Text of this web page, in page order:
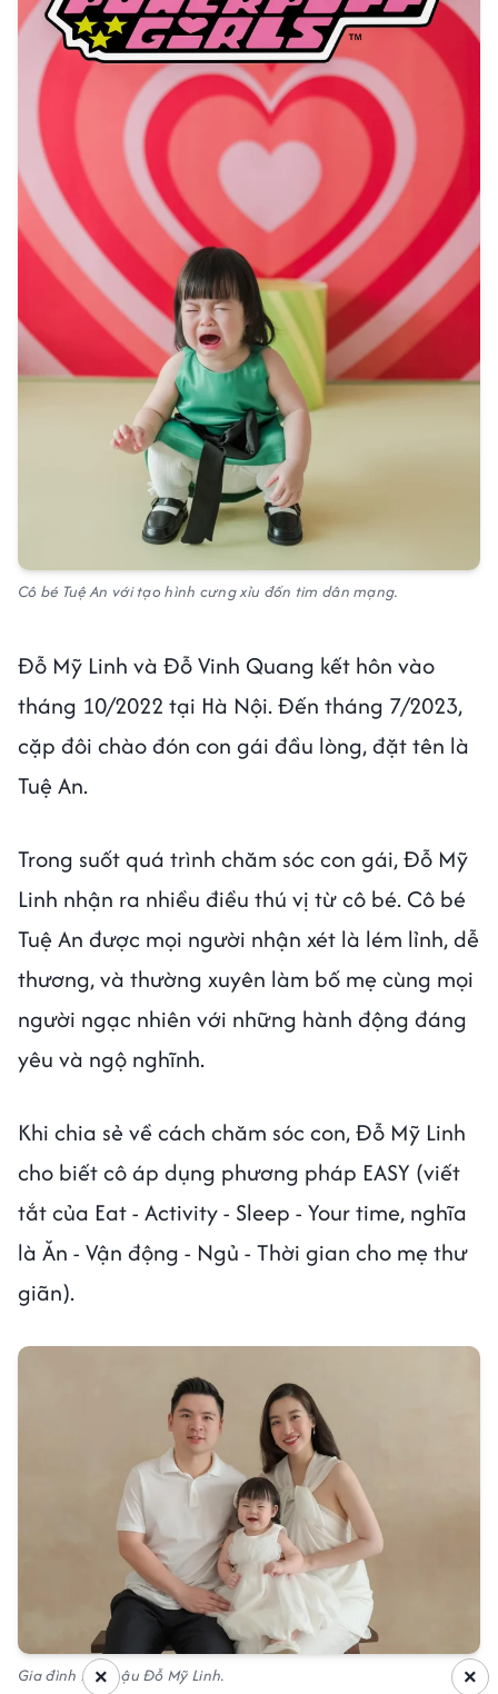
Cô bé Tuệ An với tạo hình cưng xỉu đốn tim dân mạng.
Đỗ Mỹ Linh và Đỗ Vinh Quang kết hôn vào
tháng 10/2022 tại Hà Nội. Đến tháng 7/2023,
cặp đôi chào đón con gái đầu lòng, đặt tên là
Tuệ An.
Trong suốt quá trình chăm sóc con gái, Đỗ Mỹ
Linh nhận ra nhiều điều thú vị từ cô bé. Cô bé
Tuệ An được mọi người nhận xét là lém lỉnh, dễ
thương, và thường xuyên làm bố mẹ cùng mọi
người ngạc nhiên với những hành động đáng
yêu và ngộ nghĩnh.
Khi chia sẻ về cách chăm sóc con, Đỗ Mỹ Linh
cho biết cô áp dụng phương pháp EASY (viết
tắt của Eat - Activity - Sleep - Your time, nghĩa
là Ăn - Vận động - Ngủ - Thời gian cho mẹ thư
giãn).
Gia đình Hoa hậu Đỗ Mỹ Linh. ×
×